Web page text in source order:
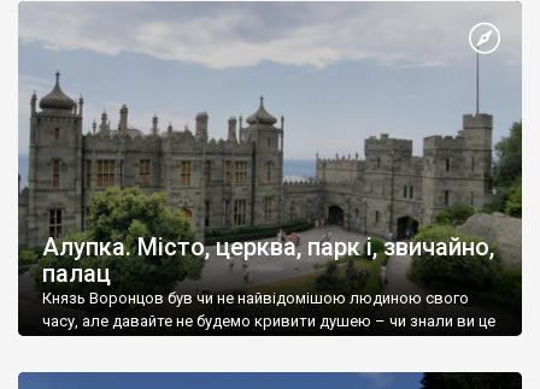
Алупка. Місто, церква, парк і, звичайно,
палац
Князь Воронцов був чи не найвідомішою людиною свого
часу, але давайте не будемо кривити душею – чи знали ви це